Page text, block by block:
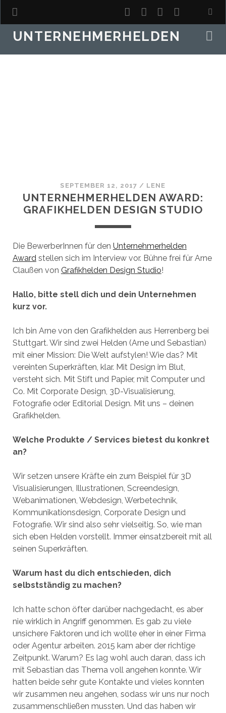
twitterfacebookinstagram
youtube
UNTERNEHMERHELDEN
SEPTEMBER 12, 2017 / LENE
UNTERNEHMERHELDEN AWARD:
GRAFIKHELDEN DESIGN STUDIO
Die BewerberInnen für den Unternehmerhelden
Awardstellen sich im Interview vor. Bühne frei für Arne
Claußen von Grafikhelden Design Studio!
Hallo, bitte stell dich und dein Unternehmen
kurz vor.
Ich bin Arne von den Grafikhelden aus Herrenberg bei
Stuttgart. Wir sind zwei Helden (Arne und Sebastian)
mit einer Mission: Die Welt aufstylen! Wie das? Mit
vereinten Superkräften, klar. Mit Design im Blut,
versteht sich. Mit Stift und Papier, mit Computer und
Co. Mit Corporate Design, 3D-Visualisierung,
Fotografie oder Editorial Design. Mit uns – deinen
Grafikhelden.
Welche Produkte / Services bietest du konkret
an?
Wir setzen unsere Kräfte ein zum Beispiel für 3D
Visualisierungen, Illustrationen, Screendesign,
Webanimationen, Webdesign, Werbetechnik,
Kommunikationsdesign, Corporate Design und
Fotografie. Wir sind also sehr vielseitig. So, wie man
sich eben Helden vorstellt. Immer einsatzbereit mit all
seinen Superkräften.
Warum hast du dich entschieden, dich
selbstständig zu machen?
Ich hatte schon öfter darüber nachgedacht, es aber
nie wirklich in Angriff genommen. Es gab zu viele
unsichere Faktoren und ich wollte eher in einer Firma
oder Agentur arbeiten. 2015 kam aber der richtige
Zeitpunkt. Warum? Es lag wohl auch daran, dass ich
mit Sebastian das Thema voll angehen konnte. Wir
hatten beide sehr gute Kontakte und vieles konnten
wir zusammen neu angehen, sodass wir uns nur noch
zusammenschließen mussten. Und das haben wir